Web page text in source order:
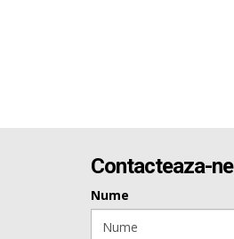
Contacteaza-ne
Nume